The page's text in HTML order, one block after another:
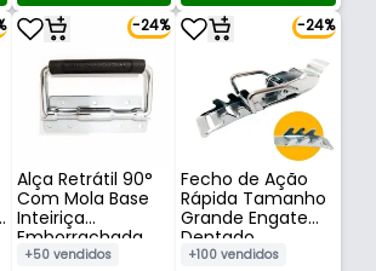
-24%
Alça Retrátil 90°
Com Mola Base
Inteiriça
Emborrachada
Altura 10,5 Mm
+50 vendidos
-24%
Fecho de Ação
Rápida Tamanho
Grande Engate
Dentado
Regulagem 117
+100 vendidos